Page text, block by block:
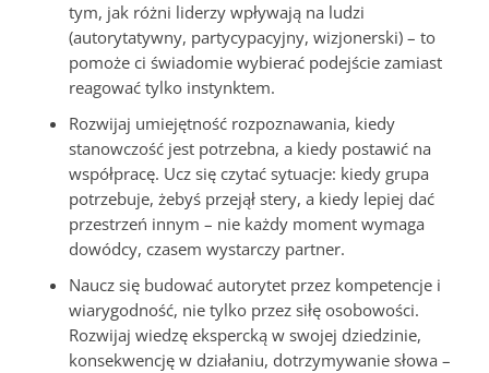
tym, jak różni liderzy wpływają na ludzi
(autorytatywny, partycypacyjny, wizjonerski) – to
pomoże ci świadomie wybierać podejście zamiast
reagować tylko instynktem.
Rozwijaj umiejętność rozpoznawania, kiedy
stanowczość jest potrzebna, a kiedy postawić na
współpracę. Ucz się czytać sytuacje: kiedy grupa
potrzebuje, żebyś przejął stery, a kiedy lepiej dać
przestrzeń innym – nie każdy moment wymaga
dowódcy, czasem wystarczy partner.
Naucz się budować autorytet przez kompetencje i
wiarygodność, nie tylko przez siłę osobowości.
Rozwijaj wiedzę ekspercką w swojej dziedzinie,
konsekwencję w działaniu, dotrzymywanie słowa –